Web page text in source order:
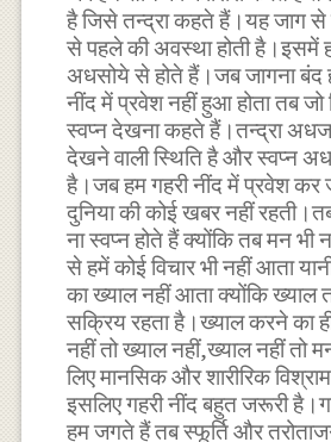
है जिसे तन्द्रा कहते हैं।यह जाग से
से पहले की अवस्था होती
अधसोये से होते हैं।जब जागना बंद
नींद में प्रवेश नहीं हुआ होता तब जो
स्वप्न देखना कहते हैं।तन्द्रा
देखने वाली स्थिति है और स्वप्न
है।जब हम गहरी नींद में प्रवेश कर
दुनिया की कोई खबर नहीं
ना स्वप्न होते हैं क्योंकि तब मन भी
से हमें कोई विचार भी नहीं आता
का ख्याल नहीं आता क्योंकि
सक्रिय रहता है।ख्याल करने का
नहीं तो ख्याल नहीं,ख्याल नहीं
लिए मानसिक और शारीरिक
इसलिए गहरी नींद बहुत जरूरी
हम जगते हैं तब स्फूर्ति और